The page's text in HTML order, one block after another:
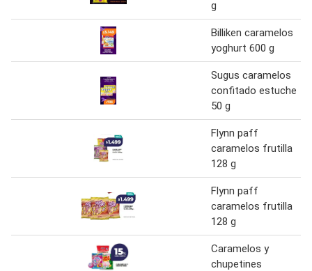
g
Billiken caramelos
yoghurt 600 g
Sugus caramelos
confitado estuche
50 g
Flynn paff
caramelos frutilla
128 g
Flynn paff
caramelos frutilla
128 g
Caramelos y
chupetines